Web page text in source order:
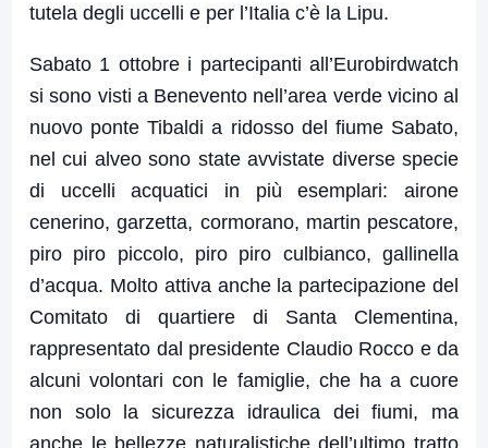
tutela degli uccelli e per l’Italia c’è la Lipu.
Sabato 1 ottobre i partecipanti all’Eurobirdwatch
si sono visti a Benevento nell’area verde vicino al
nuovo ponte Tibaldi a ridosso del fiume Sabato,
nel cui alveo sono state avvistate diverse specie
di uccelli acquatici in più esemplari: airone
cenerino, garzetta, cormorano, martin pescatore,
piro piro piccolo, piro piro culbianco, gallinella
d’acqua. Molto attiva anche la partecipazione del
Comitato di quartiere di Santa Clementina,
rappresentato dal presidente Claudio Rocco e da
alcuni volontari con le famiglie, che ha a cuore
non solo la sicurezza idraulica dei fiumi, ma
anche le bellezze naturalistiche dell’ultimo tratto